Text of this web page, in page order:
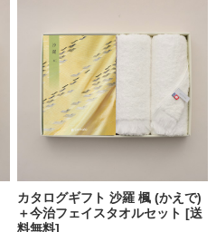
カタログギフト 沙羅 楓 (かえで)
＋今治フェイスタオルセット [送
料無料]